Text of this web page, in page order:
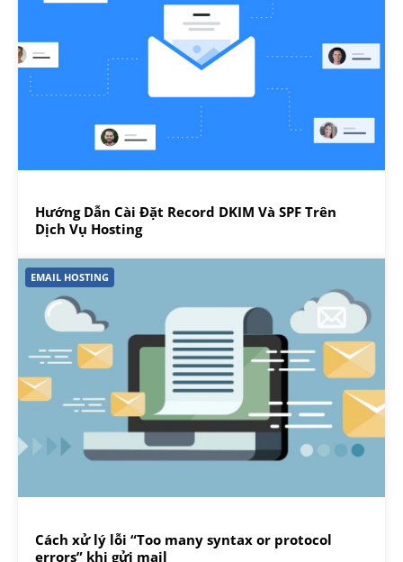
Hướng Dẫn Cài Đặt Record DKIM Và SPF Trên
Dịch Vụ Hosting
EMAIL HOSTING
Cách xử lý lỗi “Too many syntax or protocol
errors” khi gửi mail